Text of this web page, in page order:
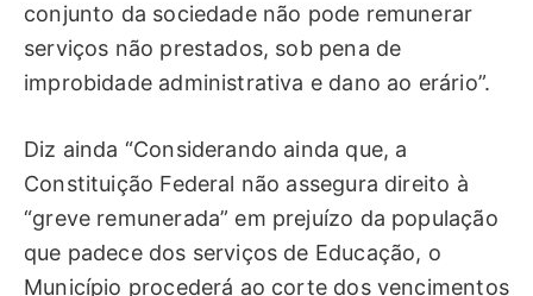
conjunto da sociedade não pode remunerar
serviços não prestados, sob pena de
improbidade administrativa e dano ao erário”.
Diz ainda “Considerando ainda que, a
Constituição Federal não assegura direito à
“greve remunerada” em prejuízo da população
que padece dos serviços de Educação, o
Município procederá ao corte dos vencimentos